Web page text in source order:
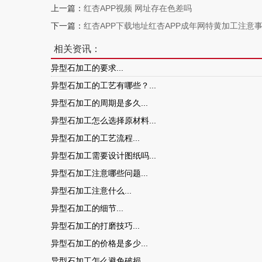
上一篇： 红杏APP视频 网址存在色差吗
下一篇： 红杏APP下载地址红杏APP成年网特黄加工注意
相关资讯：
异型石加工的要求...
异型石加工的工艺有哪些？...
异型石加工的周期是多久...
异型石加工怎么选择原材料...
异型石加工的工艺流程...
异型石加工需要设计图纸吗...
异型石加工注意哪些问题...
异型石加工注意什么...
异型石加工的细节...
异型石加工的打磨技巧...
异型石加工的价格是多少...